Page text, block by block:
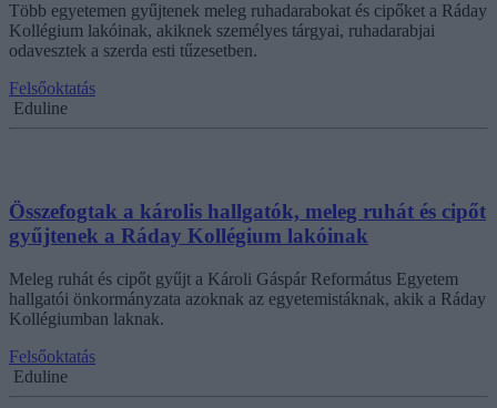
Több egyetemen gyűjtenek meleg ruhadarabokat és cipőket a Ráday
Kollégium lakóinak, akiknek személyes tárgyai, ruhadarabjai
odavesztek a szerda esti tűzesetben.
Felsőoktatás
Eduline
Összefogtak a károlis hallgatók, meleg ruhát és cipőt
gyűjtenek a Ráday Kollégium lakóinak
Meleg ruhát és cipőt gyűjt a Károli Gáspár Református Egyetem
hallgatói önkormányzata azoknak az egyetemistáknak, akik a Ráday
Kollégiumban laknak.
Felsőoktatás
Eduline